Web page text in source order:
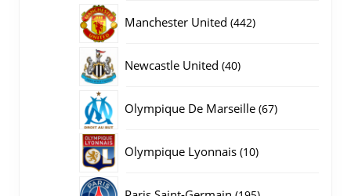
Manchester United 442442
Newcastle United 4040
Olympique De Marseille 6767
Olympique Lyonnais 1010
195